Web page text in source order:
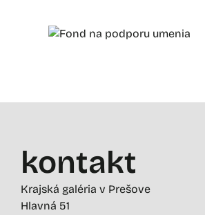
kontakt
Krajská galéria v Prešove
Hlavná 51